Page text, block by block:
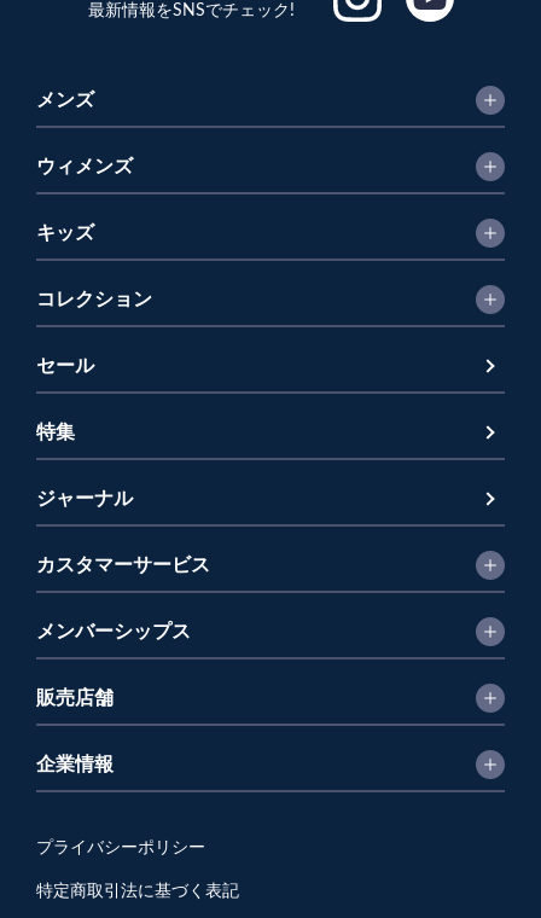
最新情報をSNSでチェック!
メンズ
ウィメンズ
キッズ
コレクション
セール
特集
ジャーナル
カスタマーサービス
メンバーシップス
販売店舗
企業情報
プライバシーポリシー
特定商取引法に基づく表記